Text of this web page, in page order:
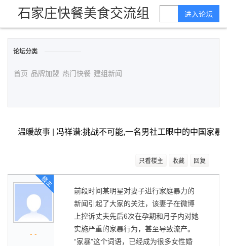
石家庄快餐美食交流组 进入论坛
论坛分类
首页 品牌加盟 热门快餐 建组新闻
温暖故事 | 冯祥谱:挑战不可能,一名男社工眼中的中国家暴
只看楼主 收藏 回复
- -
楼主
前段时间某明星对妻子进行家庭暴力的
新闻引起了大家的关注，该妻子在微博
上控诉丈夫先后6次在孕期和月子内对她
实施严重的家暴行为，甚至导致流产。
“家暴”这个词语，已经成为很多女性婚